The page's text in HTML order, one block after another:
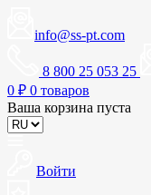
info@ss-pt.com
8 800 25 053 25
0 ₽ 0 товаров
Ваша корзина пуста
Войти